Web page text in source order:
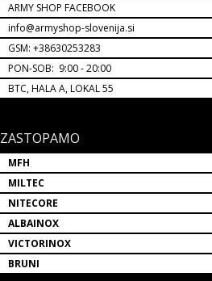
ARMY SHOP FACEBOOK
info@armyshop-slovenija.si
GSM: +38630253283
PON-SOB: 9:00 - 20:00
BTC, HALA A, LOKAL 55
ZASTOPAMO
MFH
MILTEC
NITECORE
ALBAINOX
VICTORINOX
BRUNI